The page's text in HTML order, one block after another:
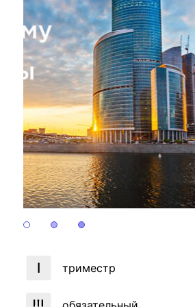
Закрепление
и трудоустройство
трудоустройству
/ мероприятия
факультета»
«Экономика»
Контакты
триместр